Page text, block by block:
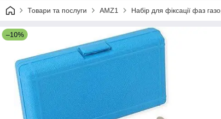
Товари та послуги AMZ1 Набір для фіксації фаз
–10%